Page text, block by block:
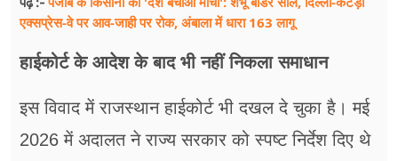
एक्सप्रेस-वे पर आव-जाही पर रोक, अंबाला में धारा 163 लागू
हाईकोर्ट के आदेश के बाद भी नहीं निकला समाधान
इस विवाद में राजस्थान हाईकोर्ट भी दखल दे चुका है। मई
2026 में अदालत ने राज्य सरकार को स्पष्ट निर्देश दिए थे